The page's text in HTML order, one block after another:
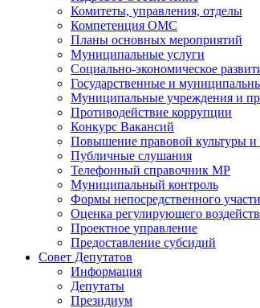
Комитеты, управления, отделы
Компетенция ОМС
Планы основных мероприятий
Муниципальные услуги
Социально-экономическое
Государственные и
Муниципальные учреждения и
Противодействие коррупции
Конкурс Вакансий
Повышение правовой культуры
Публичные слушания
Телефонный справочник МР
Муниципальный контроль
Формы непосредственного
Оценка регулирующего
Проектное управление
Предоставление субсидий
Совет Депутатов
Информация
Депутаты
Президиум